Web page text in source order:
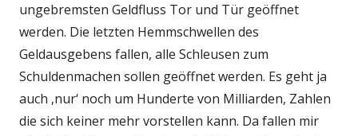
ungebremsten Geldfluss Tor und Tür geöffnet
werden. Die letzten Hemmschwellen des
Geldausgebens fallen, alle Schleusen zum
Schuldenmachen sollen geöffnet werden. Es geht ja
auch ‚nur‘ noch um Hunderte von Milliarden, Zahlen
die sich keiner mehr vorstellen kann. Da fallen mir